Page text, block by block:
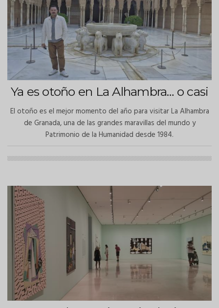
Ya es otoño en La Alhambra… o casi
El otoño es el mejor momento del año para visitar La Alhambra
de Granada, una de las grandes maravillas del mundo y
Patrimonio de la Humanidad desde 1984.